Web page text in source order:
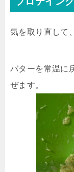
気を取り直して
バターを常温に
ぜます。